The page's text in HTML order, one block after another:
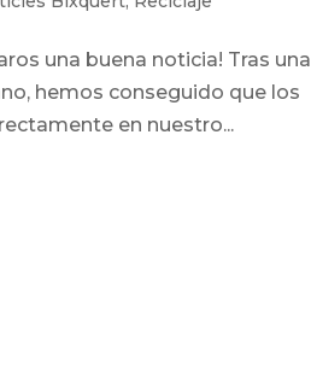
una buena noticia! Tras una
hemos conseguido que los
en nuestro...